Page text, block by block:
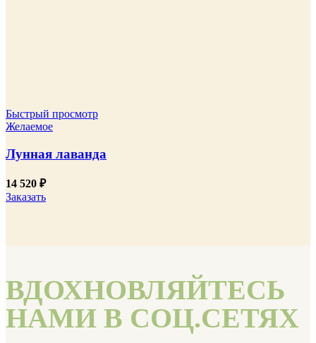
Быстрый просмотр
Желаемое
Лунная лаванда
14 520 ₽
Заказать
ВДОХНОВЛЯЙТЕСЬ
НАМИ В СОЦ.СЕТЯХ